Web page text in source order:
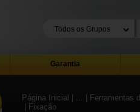
Garantia
Página Inicial | ...
|
| Fixação